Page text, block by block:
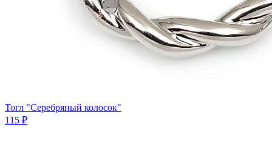
Тогл "Серебряный колосок"
115 ₽